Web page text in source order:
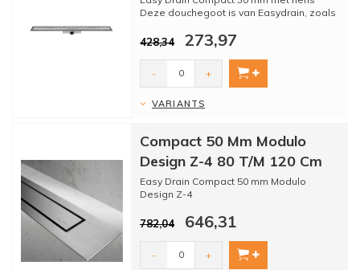
Deze douchegoot is van Easydrain, zoals
428,34 273,97
- +
VARIANTS
Compact 50 Mm Modulo
Design Z-4 80 T/M 120 Cm
Easy Drain Compact 50 mm Modulo
Design Z-4
strakker desig...
782,04 646,31
- +